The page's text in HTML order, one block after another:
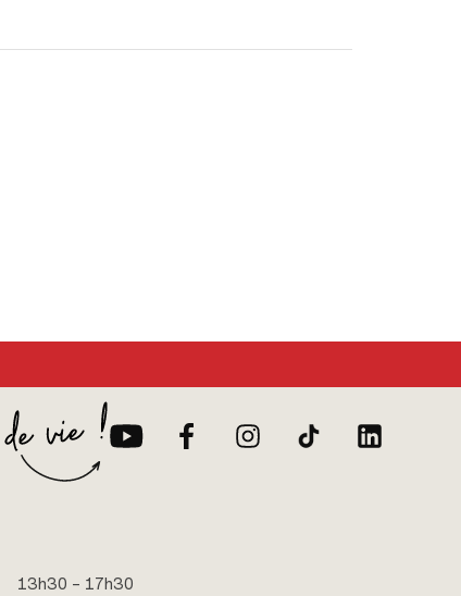
13h30 – 17h30